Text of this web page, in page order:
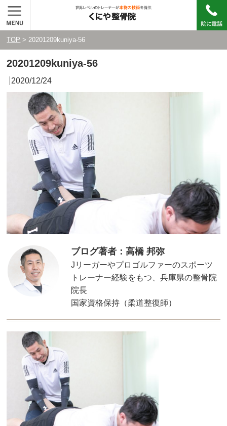
TOP > 20201209kuniya-56
20201209kuniya-56
2020/12/24
ブログ著者：高橋 邦弥
Jリーガーやプロゴルファーのスポーツ
トレーナー経験をもつ、兵庫県の整骨院
院長
国家資格保持（柔道整復師）